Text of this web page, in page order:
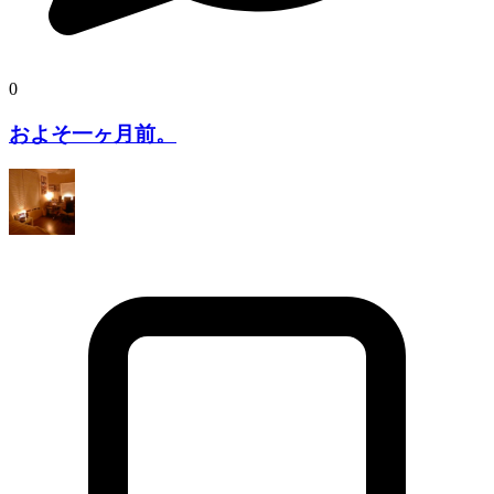
0
およそ一ヶ月前。